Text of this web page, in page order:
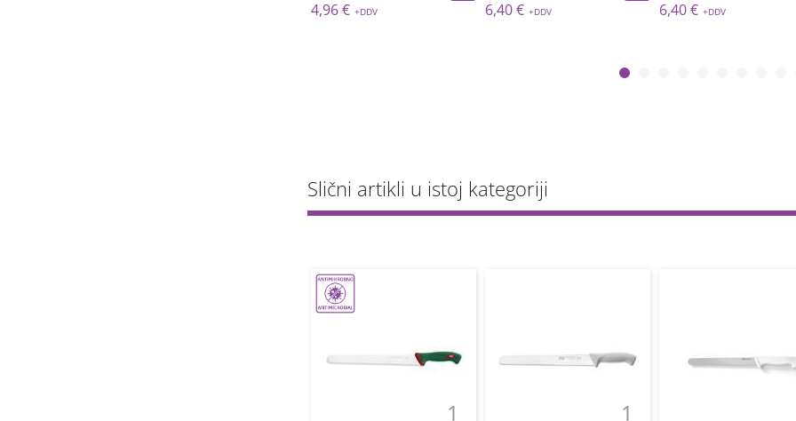
6,40 €
6,40 €
9,95 €
Slični artikli u istoj kategoriji